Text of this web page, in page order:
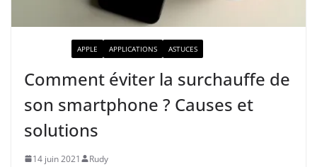
APPLE APPLICATIONS ASTUCES
Comment éviter la surchauffe de
son smartphone ? Causes et
solutions
14 juin 2021 Rudy